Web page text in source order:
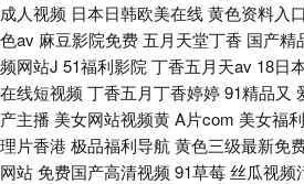
成人视频 日本日韩欧美在线黄色资料入口
色av 麻豆影院免费 五月天堂丁香 国产精
频网站J 51福利影院 丁香五月天av 18日
在线短视频 丁香五月丁香婷婷91精品又
产主播 美女网站视频黄A片com 美女福
理片香港 极品福利导航 黄色三级最新免
网站免费国产高清视频 91草莓丝瓜视频